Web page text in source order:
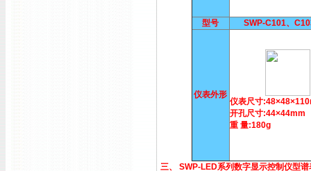
型号 SWP-C101、
仪表外形
仪表尺寸
开孔尺寸:44×44mm
重 量:180g
三、 SWP-LED系列数字显示控制仪型谱